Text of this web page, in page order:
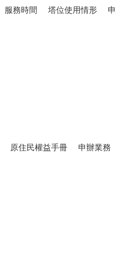
服務時間 塔位使用情形
原住民權益手冊 申辦業務